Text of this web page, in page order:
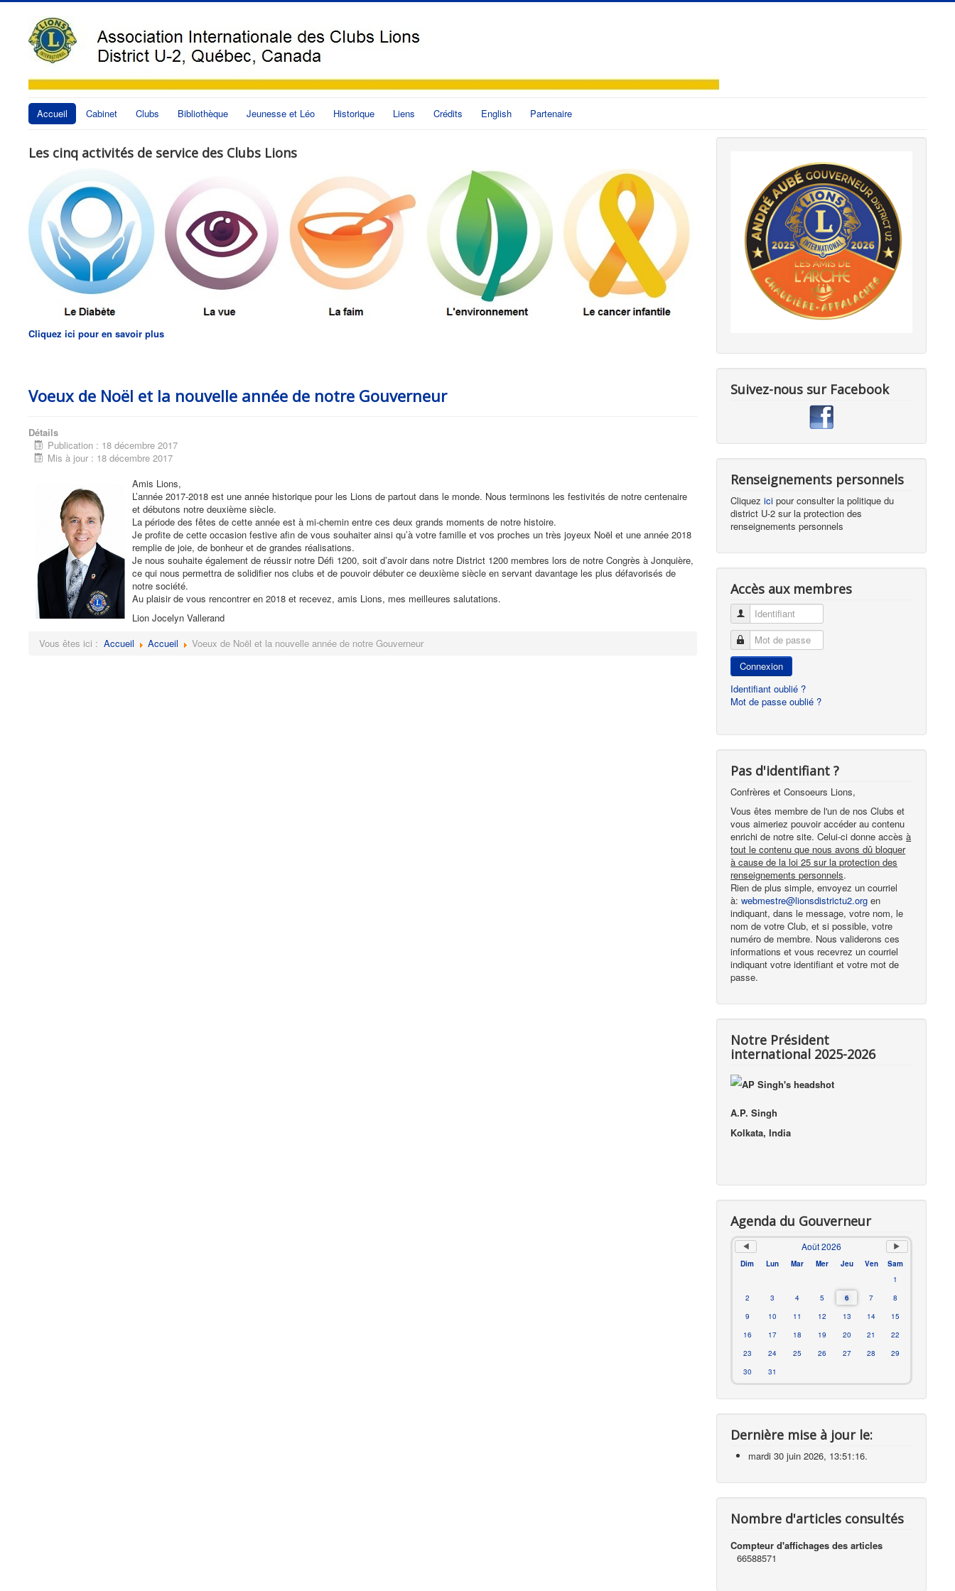
Accueil Cabinet Clubs Bibliothèque Jeunesse et Léo Historique Liens Crédits English Partenaire
Les cinq activités de service des Clubs Lions
Cliquez ici pour en savoir plus
Voeux de Noël et la nouvelle année de notre Gouverneur
Détails
Publication : 18 décembre 2017
Mis à jour : 18 décembre 2017
Amis Lions,
L’année 2017-2018 est une année historique pour les Lions de partout dans le monde. Nous terminons les festivités de notre centenaire
et débutons notre deuxième siècle.
La période des fêtes de cette année est à mi-chemin entre ces deux grands moments de notre histoire.
Je profite de cette occasion festive afin de vous souhaiter ainsi qu’à votre famille et vos proches un très joyeux Noël et une année 2018
remplie de joie, de bonheur et de grandes réalisations.
Je nous souhaite également de réussir notre Défi 1200, soit d’avoir dans notre District 1200 membres lors de notre Congrès à Jonquière,
ce qui nous permettra de solidifier nos clubs et de pouvoir débuter ce deuxième siècle en servant davantage les plus défavorisés de
notre société.
Au plaisir de vous rencontrer en 2018 et recevez, amis Lions, mes meilleures salutations.
Lion Jocelyn Vallerand
Vous êtes ici : Accueil Accueil Voeux de Noël et la nouvelle année de notre Gouverneur
Suivez-nous sur Facebook
Renseignements personnels
Cliquezici pour consulter la politique du
district U-2 sur la protection des
renseignements personnels
Accès aux membres
Identifiant
Mot de passe
Connexion
Identifiant oublié ?
Mot de passe oublié ?
Pas d'identifiant ?
Confrères et Consoeurs Lions,
Vous êtes membre de l'un de nos Clubs et
vous aimeriez pouvoir accéder au contenu
enrichi de notre site. Celui-ci donne accèsà
tout le contenu que nous avons dû bloquer
à cause de la loi 25 sur la protection des
renseignements personnels.
Rien de plus simple, envoyez un courriel
à:webmestre@lionsdistrictu2.orgen
indiquant, dans le message, votre nom, le
nom de votre Club, et si possible, votre
numéro de membre. Nous validerons ces
informations et vous recevrez un courriel
indiquant votre identifiant et votre mot de
passe.
Notre Président
international 2025-2026
A.P. Singh
Kolkata, India
Agenda du Gouverneur
Août 2026
Dim Lun Mar Mer Jeu Ven
Sam
1
2
3 4 5 6 7
8
9
10 11 12 13 14
15
16
17 18 19 20 21
22
23
24 25 26 27 28
29
30
31
Dernière mise à jour le:
mardi 30 juin 2026, 13:51:16.
Nombre d'articles consultés
Compteur d'affichages des articles
66588571